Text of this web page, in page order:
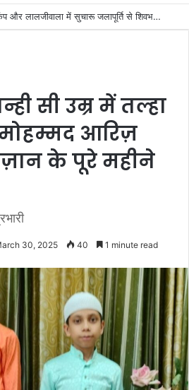
शिवभक्तों के स्वास्थ्य की सुरक्षा में जुटा स्वास्थ्य विभाग, 32 शिविरों में मिल रहा नि:शुल्क उपचार
सी उम्र में तल्हा
आरिज़
के पूरे महीने
30, 2025 40 1 minute read